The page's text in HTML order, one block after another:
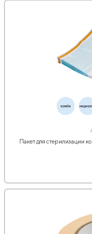
Пакет для стерилизации